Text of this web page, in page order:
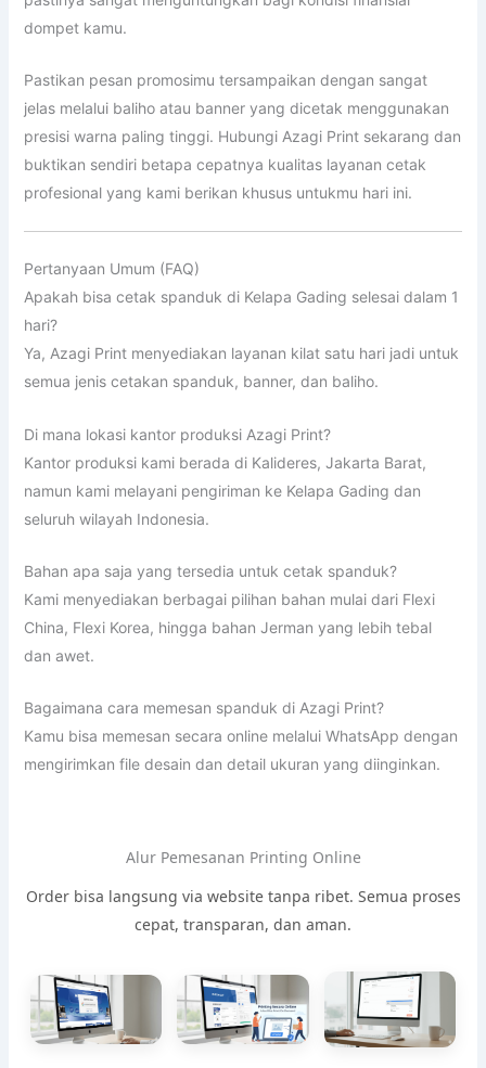
dompet kamu.
Pastikan pesan promosimu tersampaikan dengan sangat
jelas melalui baliho atau banner yang dicetak menggunakan
presisi warna paling tinggi. Hubungi Azagi Print sekarang dan
buktikan sendiri betapa cepatnya kualitas layanan cetak
profesional yang kami berikan khusus untukmu hari ini.
Pertanyaan Umum (FAQ)
Apakah bisa cetak spanduk di Kelapa Gading selesai dalam 1
hari?
Ya, Azagi Print menyediakan layanan kilat satu hari jadi untuk
semua jenis cetakan spanduk, banner, dan baliho.
Di mana lokasi kantor produksi Azagi Print?
Kantor produksi kami berada di Kalideres, Jakarta Barat,
namun kami melayani pengiriman ke Kelapa Gading dan
seluruh wilayah Indonesia.
Bahan apa saja yang tersedia untuk cetak spanduk?
Kami menyediakan berbagai pilihan bahan mulai dari Flexi
China, Flexi Korea, hingga bahan Jerman yang lebih tebal
dan awet.
Bagaimana cara memesan spanduk di Azagi Print?
Kamu bisa memesan secara online melalui WhatsApp dengan
mengirimkan file desain dan detail ukuran yang diinginkan.
Alur Pemesanan Printing Online
Order bisa langsung via website tanpa ribet. Semua proses
cepat, transparan, dan aman.